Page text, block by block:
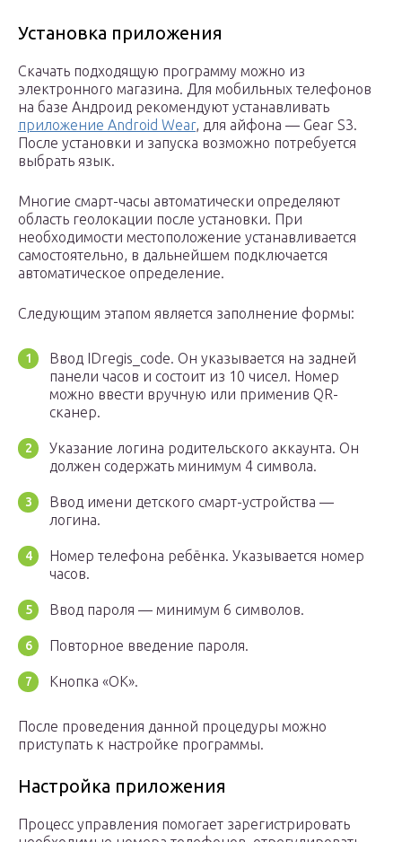
Установка приложения
Скачать подходящую программу можно из
электронного магазина. Для мобильных телефонов
на базе Андроид рекомендуют устанавливать
приложение Android Wear, для айфона — Gear S3.
После установки и запуска возможно потребуется
выбрать язык.
Многие смарт-часы автоматически определяют
область геолокации после установки. При
необходимости местоположение устанавливается
самостоятельно, в дальнейшем подключается
автоматическое определение.
Следующим этапом является заполнение формы:
Ввод IDregis_code. Он указывается на задней
панели часов и состоит из 10 чисел. Номер
можно ввести вручную или применив QR-
сканер.
Указание логина родительского аккаунта. Он
должен содержать минимум 4 символа.
Ввод имени детского смарт-устройства —
логина.
Номер телефона ребёнка. Указывается номер
часов.
Ввод пароля — минимум 6 символов.
Повторное введение пароля.
Кнопка «ОК».
После проведения данной процедуры можно
приступать к настройке программы.
Настройка приложения
Процесс управления помогает зарегистрировать